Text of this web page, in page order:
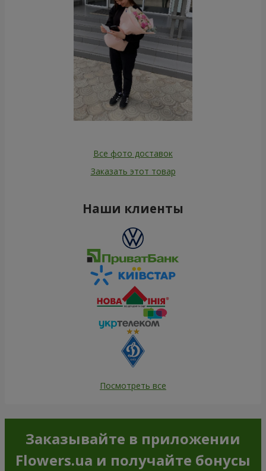
Все фото доставок
Заказать этот товар
Наши клиенты
Посмотреть все
Заказывайте в приложении
Flowers.ua и получайте бонусы